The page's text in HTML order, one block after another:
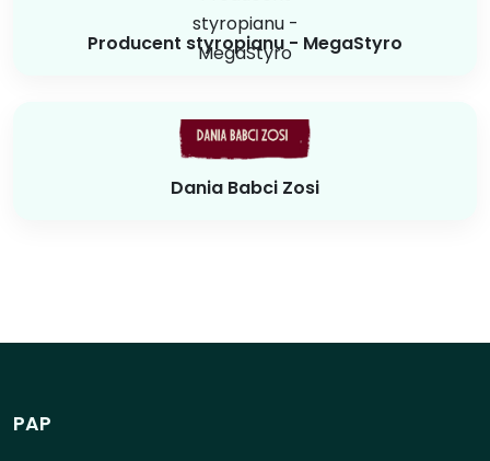
Producent styropianu - MegaStyro
Dania Babci Zosi
PAP